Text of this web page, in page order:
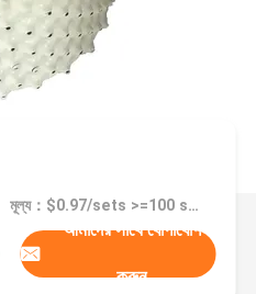
মূল্য：$0.97/sets >=100 sets
আমাদের সাথে যোগাযোগ
করুন